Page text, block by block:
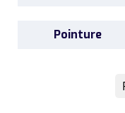
Pointure